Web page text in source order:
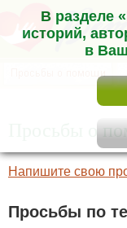
В разделе
историй,
в
Просьбы о
Напишите свою
Просьбы по